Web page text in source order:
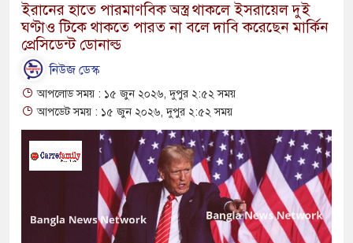
ইরানের হাতে পারমাণবিক অস্ত্র থাকলে ইসরায়েল দুই
ঘণ্টাও টিকে থাকতে পারত না বলে দাবি করেছেন মার্কিন
প্রেসিডেন্ট ডোনাল্ড
নিউজ ডেস্ক
আপলোড সময় : ১৫ জুন ২০২৬, দুপুর ২:৫২ সময়
আপডেট সময় : ১৫ জুন ২০২৬, দুপুর ২:৫২ সময়